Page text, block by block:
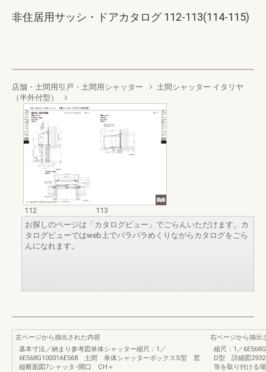
非住居用サッシ・ドアカタログ 112-113(114-115)
店舗・土間用引戸・土間用シャッター
土間シャッター イタリヤ
（半外付型）
112
113
お探しのページは「カタログビュー」でごらんいただけます。カ
タログビューではweb上でパラパラめくりながらカタログをごら
んになれます。
左ページから抽出された内容
基本寸法／納まり参考図単体シャッター縮尺：1／
6E568G10001AE568 土間 単体シャッターボックスS型 窓
縦断面図7シャッタ−開口 CH＋
右ページから抽出
縮尺：1／
D型 詳細図
等を取り付ける